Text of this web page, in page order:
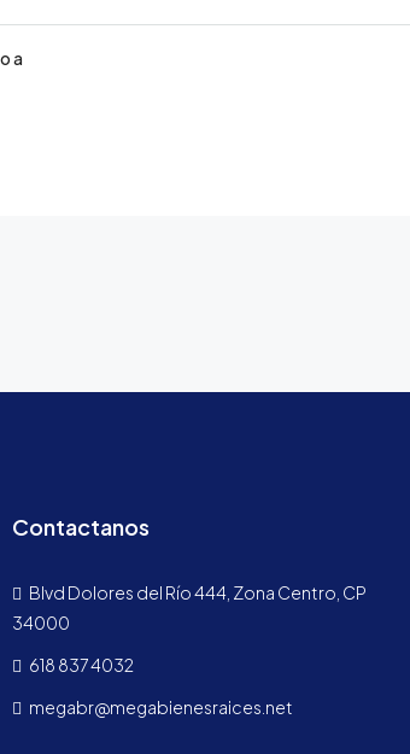
a
Contactanos
Blvd Dolores del Río 444, Zona Centro, CP
34000
618 837 4032
megabr@megabienesraices.net